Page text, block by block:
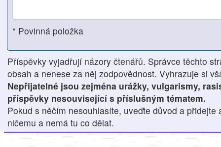
* Povinná položka
Příspěvky vyjadřují názory čtenářů. Správce těchto
obsah a nenese za něj zodpovědnost. Vyhrazuje si
Nepřijatelné jsou zejména urážky, vulgarismy,
příspěvky nesouvisející s příslušným tématem.
Pokud s něčím nesouhlasíte, uveďte důvod a přidejte
ničemu a nemá tu co dělat.